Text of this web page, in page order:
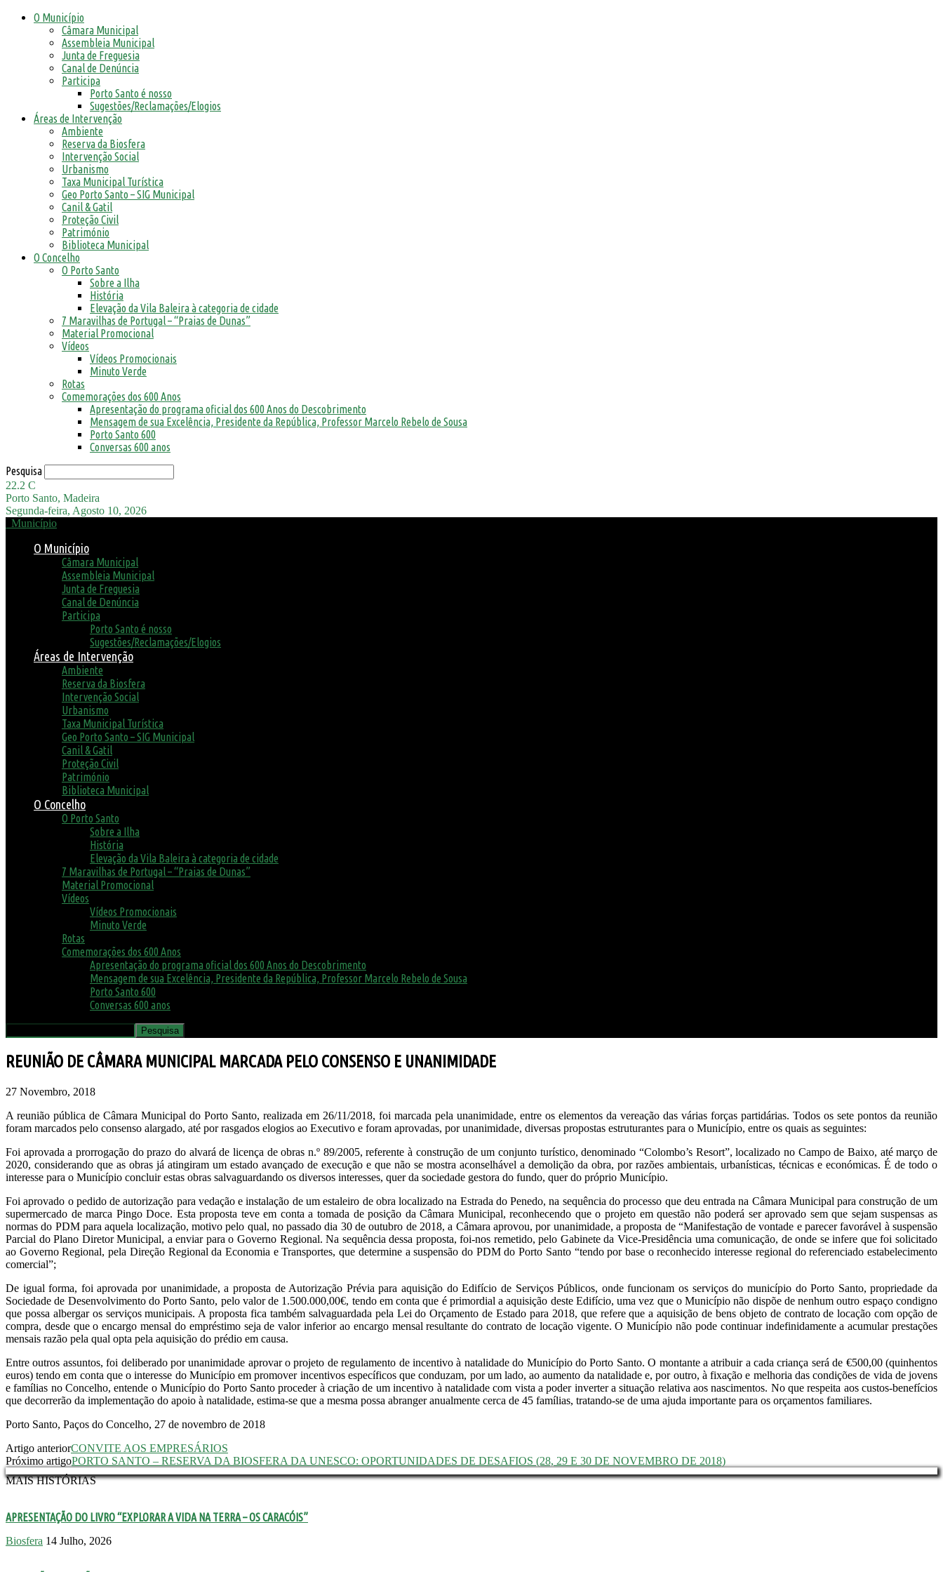
O Município
Câmara Municipal
Assembleia Municipal
Junta de Freguesia
Canal de Denúncia
Participa
Porto Santo é nosso
Sugestões/Reclamações/Elogios
Áreas de Intervenção
Ambiente
Reserva da Biosfera
Intervenção Social
Urbanismo
Taxa Municipal Turística
Geo Porto Santo – SIG Municipal
Canil & Gatil
Proteção Civil
Património
Biblioteca Municipal
O Concelho
O Porto Santo
Sobre a Ilha
História
Elevação da Vila Baleira à categoria de cidade
7 Maravilhas de Portugal – “Praias de Dunas”
Material Promocional
Vídeos
Vídeos Promocionais
Minuto Verde
Rotas
Comemorações dos 600 Anos
Apresentação do programa oficial dos 600 Anos do Descobrimento
Mensagem de sua Excelência, Presidente da República, Professor Marcelo Rebelo de Sousa
Porto Santo 600
Conversas 600 anos
Pesquisa
22.2 C
Porto Santo, Madeira
Segunda-feira, Agosto 10, 2026
Município
O Município
Câmara Municipal
Assembleia Municipal
Junta de Freguesia
Canal de Denúncia
Participa
Porto Santo é nosso
Sugestões/Reclamações/Elogios
Áreas de Intervenção
Ambiente
Reserva da Biosfera
Intervenção Social
Urbanismo
Taxa Municipal Turística
Geo Porto Santo – SIG Municipal
Canil & Gatil
Proteção Civil
Património
Biblioteca Municipal
O Concelho
O Porto Santo
Sobre a Ilha
História
Elevação da Vila Baleira à categoria de cidade
7 Maravilhas de Portugal – “Praias de Dunas”
Material Promocional
Vídeos
Vídeos Promocionais
Minuto Verde
Rotas
Comemorações dos 600 Anos
Apresentação do programa oficial dos 600 Anos do Descobrimento
Mensagem de sua Excelência, Presidente da República, Professor Marcelo Rebelo de Sousa
Porto Santo 600
Conversas 600 anos
REUNIÃO DE CÂMARA MUNICIPAL MARCADA PELO CONSENSO E UNANIMIDADE
27 Novembro, 2018
A reunião pública de Câmara Municipal do Porto Santo, realizada em 26/11/2018, foi marcada pela unanimidade, entre os elementos da vereação das várias forças partidárias. Todos os sete pontos da reunião
foram marcados pelo consenso alargado, até por rasgados elogios ao Executivo e foram aprovadas, por unanimidade, diversas propostas estruturantes para o Município, entre os quais as seguintes:
Foi aprovada a prorrogação do prazo do alvará de licença de obras n.º 89/2005, referente à construção de um conjunto turístico, denominado “Colombo’s Resort”, localizado no Campo de Baixo, até março de
2020, considerando que as obras já atingiram um estado avançado de execução e que não se mostra aconselhável a demolição da obra, por razões ambientais, urbanísticas, técnicas e económicas. É de todo o
interesse para o Município concluir estas obras salvaguardando os diversos interesses, quer da sociedade gestora do fundo, quer do próprio Município.
Foi aprovado o pedido de autorização para vedação e instalação de um estaleiro de obra localizado na Estrada do Penedo, na sequência do processo que deu entrada na Câmara Municipal para construção de um
supermercado de marca Pingo Doce. Esta proposta teve em conta a tomada de posição da Câmara Municipal, reconhecendo que o projeto em questão não poderá ser aprovado sem que sejam suspensas as
normas do PDM para aquela localização, motivo pelo qual, no passado dia 30 de outubro de 2018, a Câmara aprovou, por unanimidade, a proposta de “Manifestação de vontade e parecer favorável à suspensão
Parcial do Plano Diretor Municipal, a enviar para o Governo Regional. Na sequência dessa proposta, foi-nos remetido, pelo Gabinete da Vice-Presidência uma comunicação, de onde se infere que foi solicitado
ao Governo Regional, pela Direção Regional da Economia e Transportes, que determine a suspensão do PDM do Porto Santo “tendo por base o reconhecido interesse regional do referenciado estabelecimento
comercial”;
De igual forma, foi aprovada por unanimidade, a proposta de Autorização Prévia para aquisição do Edifício de Serviços Públicos, onde funcionam os serviços do município do Porto Santo, propriedade da
Sociedade de Desenvolvimento do Porto Santo, pelo valor de 1.500.000,00€, tendo em conta que é primordial a aquisição deste Edifício, uma vez que o Município não dispõe de nenhum outro espaço condigno
que possa albergar os serviços municipais. A proposta fica também salvaguardada pela Lei do Orçamento de Estado para 2018, que refere que a aquisição de bens objeto de contrato de locação com opção de
compra, desde que o encargo mensal do empréstimo seja de valor inferior ao encargo mensal resultante do contrato de locação vigente. O Município não pode continuar indefinidamente a acumular prestações
mensais razão pela qual opta pela aquisição do prédio em causa.
Entre outros assuntos, foi deliberado por unanimidade aprovar o projeto de regulamento de incentivo à natalidade do Município do Porto Santo. O montante a atribuir a cada criança será de €500,00 (quinhentos
euros) tendo em conta que o interesse do Município em promover incentivos específicos que conduzam, por um lado, ao aumento da natalidade e, por outro, à fixação e melhoria das condições de vida de jovens
e famílias no Concelho, entende o Município do Porto Santo proceder à criação de um incentivo à natalidade com vista a poder inverter a situação relativa aos nascimentos. No que respeita aos custos-benefícios
que decorrerão da implementação do apoio à natalidade, estima-se que a mesma possa abranger anualmente cerca de 45 famílias, tratando-se de uma ajuda importante para os orçamentos familiares.
Porto Santo, Paços do Concelho, 27 de novembro de 2018
Artigo anteriorCONVITE AOS EMPRESÁRIOS
Próximo artigoPORTO SANTO – RESERVA DA BIOSFERA DA UNESCO: OPORTUNIDADES DE DESAFIOS (28, 29 E 30 DE NOVEMBRO DE 2018)
MAIS HISTÓRIAS
APRESENTAÇÃO DO LIVRO “EXPLORAR A VIDA NA TERRA – OS CARACÓIS”
Biosfera 14 Julho, 2026